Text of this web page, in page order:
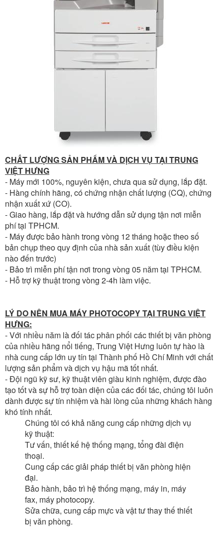
CHẤT LƯỢNG SẢN PHẨM VÀ DỊCH VỤ TẠI TRUNG
VIỆT HƯNG
- Máy mới 100%, nguyên kiện, chưa qua sử dụng, lắp đặt.
- Hàng chính hãng, có chứng nhận chất lượng (CQ), chứng
nhận xuất xứ (CO).
- Giao hàng, lắp đặt và hướng dẫn sử dụng tận nơi miễn
phí tại TPHCM.
- Máy được bảo hành trong vòng 12 tháng hoặc theo số
bản chụp theo quy định của nhà sản xuất (tùy điều kiện
nào đến trước)
- Bảo trì miễn phí tận nơi trong vòng 05 năm tại TPHCM.
- Hỗ trợ kỹ thuật trong vòng 2-4h làm việc.
LÝ DO NÊN MUA MÁY PHOTOCOPY TẠI TRUNG VIỆT
HƯNG:
- Với nhiều năm là đối tác phân phối các thiết bị văn phòng
của nhiều hãng nổi tiếng, Trung Việt Hưng luôn tự hào là
nhà cung cấp lớn uy tín tại Thành phố Hồ Chí Minh với chất
lượng sản phẩm và dịch vụ hậu mã tốt nhất.
- Đội ngũ kỹ sư, kỹ thuật viên giàu kinh nghiệm, được đào
tạo tốt và sự hỗ trợ toàn diện của các đối tác, chúng tôi luôn
dành được sự tín nhiệm và hài lòng của những khách hàng
khó tính nhất.
Chúng tôi có khả năng cung cấp những dịch vụ
kỹ thuật:
Tư vấn, thiết kế hệ thống mạng, tổng đài điện
thoại.
Cung cấp các giải pháp thiết bị văn phòng hiện
đại.
Bảo hành, bảo trì hệ thống mạng, máy in, máy
fax, máy photocopy.
Sửa chữa, cung cấp mực và vật tư thay thế thiết
bị văn phòng.